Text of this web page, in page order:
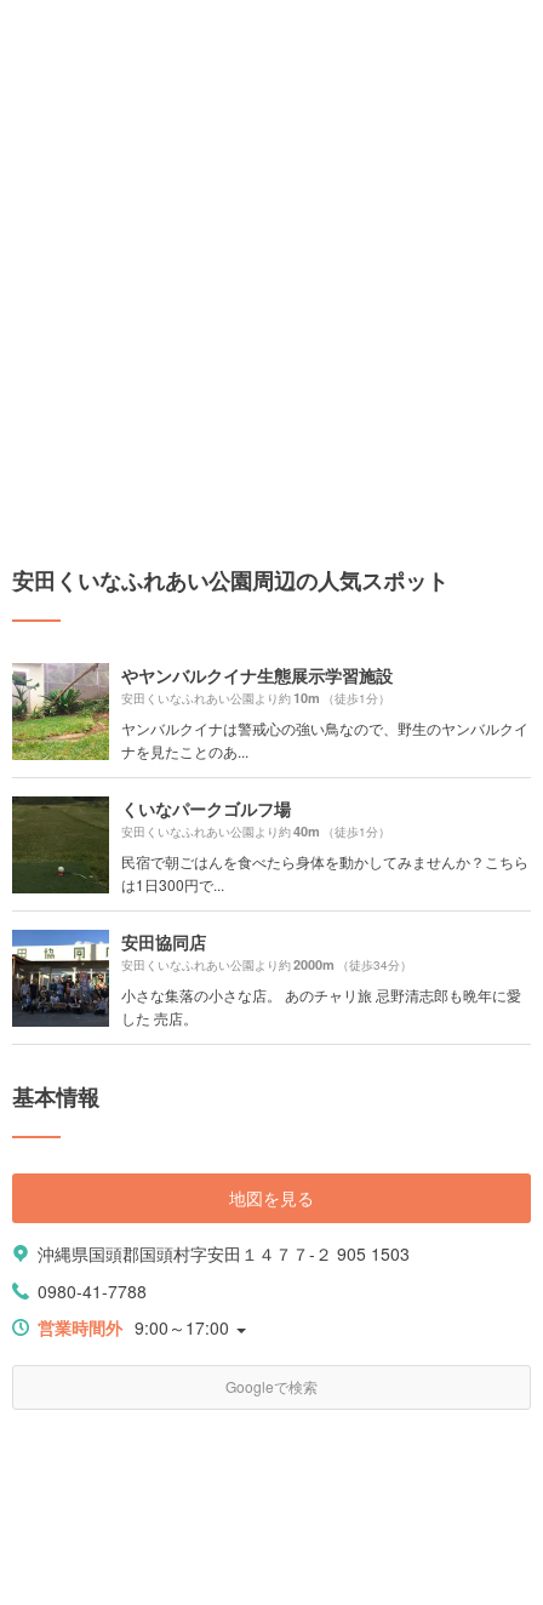
安田くいなふれあい公園周辺の人気スポット
やヤンバルクイナ生態展示学習施設
安田くいなふれあい公園より約10m （徒歩1分）
ヤンバルクイナは警戒心の強い鳥なので、野生のヤンバルクイ
ナを見たことのあ...
くいなパークゴルフ場
安田くいなふれあい公園より約40m （徒歩1分）
民宿で朝ごはんを食べたら身体を動かしてみませんか？こちら
は1日300円で...
安田協同店
安田くいなふれあい公園より約2000m （徒歩34分）
小さな集落の小さな店。 あのチャリ旅 忌野清志郎も晩年に愛
した 売店。
基本情報
地図を見る
沖縄県国頭郡国頭村字安田１４７７-２ 905 1503
0980-41-7788
営業時間外 9:00～17:00
Googleで検索